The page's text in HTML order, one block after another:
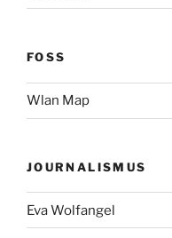
FOSS
Wlan Map
JOURNALISMUS
Eva Wolfangel